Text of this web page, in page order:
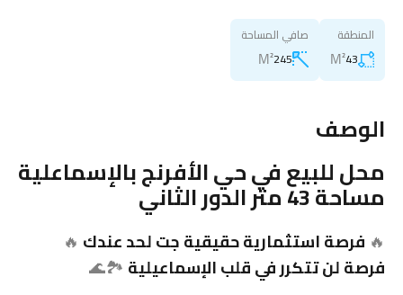
المنطقة
43
M²
صافي المساحة
245
M²
الوصف
محل للبيع في حي الأفرنج بالإسماعلية
مساحة 43 متر الدور الثاني
🔥 فرصة استثمارية حقيقية جت لحد عندك 🔥
فرصة لن تتكرر في قلب الإسماعيلية 🏞️🌊